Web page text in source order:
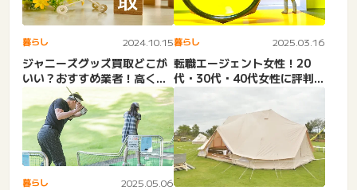
暮らし 2024.10.15
ジャニーズグッズ買取どこが
いい？おすすめ業者！高く売
る方法と口コミのいい業者
暮らし 2025.03.16
転職エージェント女性！20
代・30代・40代女性に評判の
おすすめ！スキルなし・...
暮らし 2025.05.06